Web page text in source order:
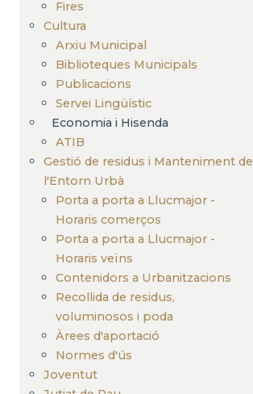
Fires
Cultura
Arxiu Municipal
Biblioteques Municipals
Publicacions
Servei Lingüístic
Economia i Hisenda
ATIB
Gestió de residus i Manteniment de
l'Entorn Urbà
Porta a porta a Llucmajor -
Horaris comerços
Porta a porta a Llucmajor -
Horaris veïns
Contenidors a Urbanitzacions
Recollida de residus,
voluminosos i poda
Àrees d'aportació
Normes d'ús
Joventut